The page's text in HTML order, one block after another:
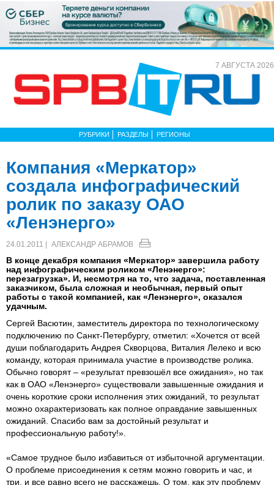
7 АВГУСТА 2026
РУБРИКИ РАЗДЕЛЫ РЕГИОНЫ
Компания «Меркатор»
создала инфографический
ролик по заказу ОАО
«Ленэнерго»
24.01.2011 | АЛЕКСАНДР АБРАМОВ
В конце декабря компания «Меркатор» завершила работу
над инфографическим роликом «Ленэнерго»:
перезагрузка». И, несмотря на то, что задача, поставленная
заказчиком, была сложная и необычная, первый опыт
работы с такой компанией, как «Ленэнерго», оказался
удачным.
Сергей Васютин, заместитель директора по технологическому
подключению по Санкт-Петербургу, отметил: «Хочется от всей
души поблагодарить Андрея Скворцова, Виталия Лелеко и всю
команду, которая принимала участие в производстве ролика.
Обычно говорят – «результат превзошёл все ожидания», но так
как в ОАО «Ленэнерго» существовали завышенные ожидания и
очень короткие сроки исполнения этих ожиданий, то результат
можно охарактеризовать как полное оправдание завышенных
ожиданий. Спасибо вам за достойный результат и
профессиональную работу!».
«Самое трудное было избавиться от избыточной аргументации.
О проблеме присоединения к сетям можно говорить и час, и
три, и все равно всего не расскажешь. О том, как эту проблему